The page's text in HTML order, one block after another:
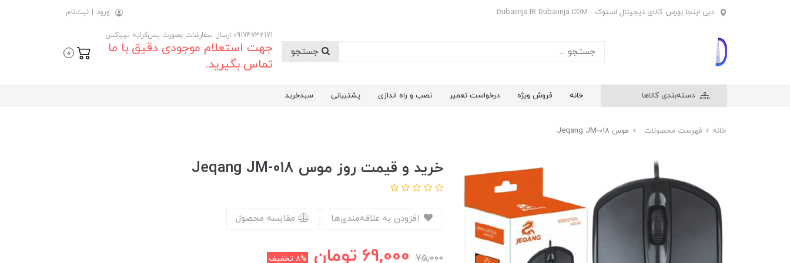
دبی اینجا بورس کالای دیجیتال استوک - Dubaiinja.IR Dubaiinja.COM ورود | ثبت‌نام
09174732171 ارسال سفارشات بصورت پس‌کرایه تیپاکس
جهت استعلام موجودی دقیق با ما
تماس بگیرید.
0
دسته‌بندی کالاها خانه فروش ویژه درخواست تعمیر نصب و راه اندازی پشتیبانی سبدخرید
خانه فهرست محصولات موس Jeqang JM-018
خرید و قیمت روز موس Jeqang JM-018
مقایسه محصول
75,000
69,000 تومان 8% تخفیف